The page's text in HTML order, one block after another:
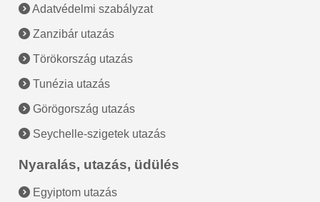
Adatvédelmi szabályzat
Zanzibár utazás
Törökország utazás
Tunézia utazás
Görögország utazás
Seychelle-szigetek utazás
Nyaralás, utazás, üdülés
Egyiptom utazás